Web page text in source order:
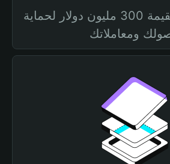
صندوق حماية بقيمة 300 مليون دولار لحماية